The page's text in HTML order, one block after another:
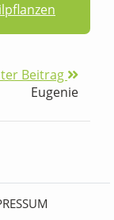
Beitrag
Eugenie